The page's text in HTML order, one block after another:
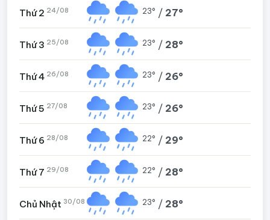
Thứ 2 24/08 23° / 27°
Thứ 3 25/08 23° / 28°
Thứ 4 26/08 23° / 26°
Thứ 5 27/08 23° / 26°
Thứ 6 28/08 22° / 29°
Thứ 7 29/08 22° / 28°
Chủ Nhật 30/08 23° / 28°